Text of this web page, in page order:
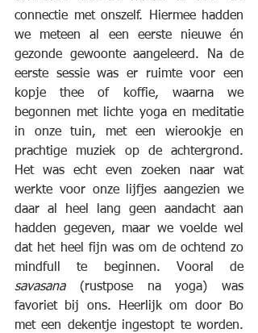
connectie met onszelf. Hiermee hadden
we meteen al een eerste nieuwe én
gezonde gewoonte aangeleerd. Na de
eerste sessie was er ruimte voor een
kopje thee of koffie, waarna we
begonnen met lichte yoga en meditatie
in onze tuin, met een wierookje en
prachtige muziek op de achtergrond.
Het was echt even zoeken naar wat
werkte voor onze lijfjes aangezien we
daar al heel lang geen aandacht aan
hadden gegeven, maar we voelde wel
dat het heel fijn was om de ochtend zo
savasana (rustpose na yoga) was
favoriet bij ons. Heerlijk om door Bo
met een dekentje ingestopt te worden.